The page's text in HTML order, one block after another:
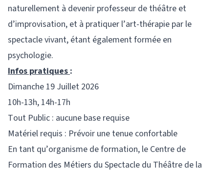
naturellement à devenir professeur de théâtre et
d’improvisation, et à pratiquer l’art-thérapie par le
spectacle vivant, étant également formée en
psychologie.
Infos pratiques:
Dimanche 19 Juillet 2026
10h-13h, 14h-17h
Tout Public : aucune base requise
Matériel requis : Prévoir une tenue confortable
En tant qu’organisme de formation, le Centre de
Formation des Métiers du Spectacle du Théâtre de la